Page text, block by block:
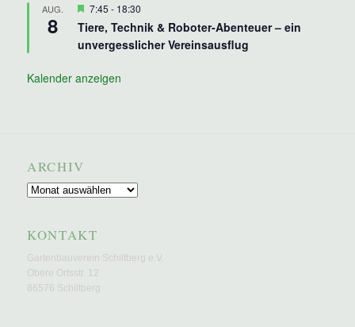
AUG.
8
Hervorgehoben
7:45 - 18:30
Tiere, Technik & Roboter-Abenteuer – ein
unvergesslicher Vereinsausflug
Kalender anzeigen
ARCHIV
Archiv
KONTAKT
Gartenbauverein Schiltberg e.V.
Obere Ortsstr. 12
86576 Schiltberg